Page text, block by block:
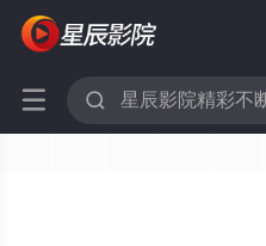
 